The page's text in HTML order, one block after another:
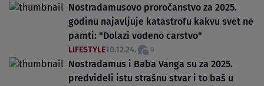
Nostradamusovo proročanstvo za 2025.
godinu najavljuje katastrofu kakvu svet ne
pamti: "Dolazi vodeno carstvo"
LIFESTYLE10.12.24. 9
Nostradamus i Baba Vanga su za 2025.
predvideli istu strašnu stvar i to baš u